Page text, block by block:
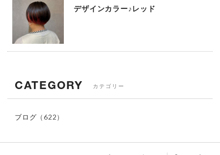
デザインカラー♪レッド
CATEGORY カテゴリー
ブログ （622）